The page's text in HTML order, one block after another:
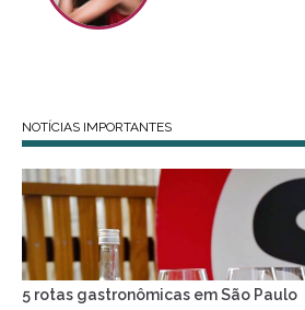
NOTÍCIAS IMPORTANTES
5 rotas gastronômicas em São Paulo